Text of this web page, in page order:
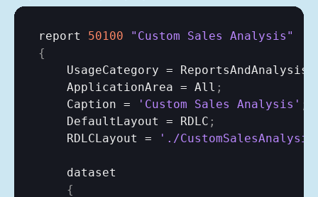
report 50100
"Custom Sales Analysis"
{
UsageCategory = ReportsAndAnalysis
ApplicationArea = All ;
Caption = 'Custom Sales Analysis'
DefaultLayout
= RDLC ;
RDLCLayout
= './
dataset
{